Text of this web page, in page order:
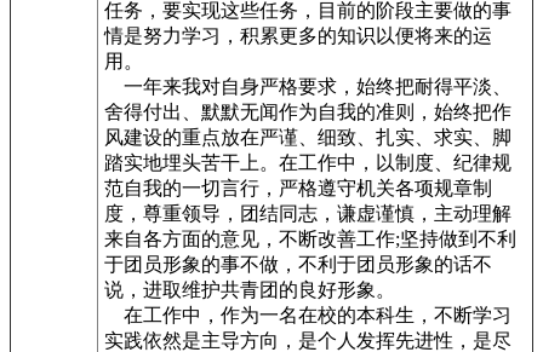
任务，要实现这些任务，目前的阶段主要做的事
情是努力学习，积累更多的知识以便将来的运
用。
一年来我对自身严格要求，始终把耐得平淡、
舍得付出、默默无闻作为自我的准则，始终把作
风建设的重点放在严谨、细致、扎实、求实、脚
踏实地埋头苦干上。在工作中，以制度、纪律规
范自我的一切言行，严格遵守机关各项规章制
度，尊重领导，团结同志，谦虚谨慎，主动理解
来自各方面的意见，不断改善工作;坚持做到不利
于团员形象的事不做，不利于团员形象的话不
说，进取维护共青团的良好形象。
在工作中，作为一名在校的本科生，不断学习
实践依然是主导方向，是个人发挥先进性，是尽